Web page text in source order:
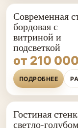
Современная
бордовая с
витриной и
подсветкой
от 210
ПОДРОБНЕЕ
ГОСТИНЫЕ НА
Гостиная
светло-голубом